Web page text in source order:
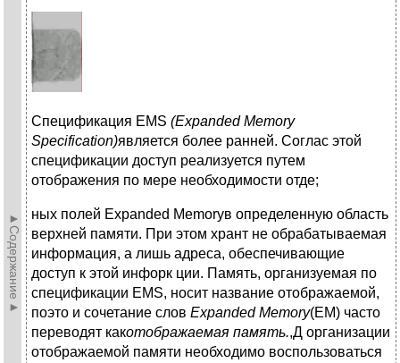
►Содержание►
Спецификация EMS (Expanded Memory
Specification)является более ранней. Соглас этой
спецификации доступ реализуется путем
отображения по мере необходимости отде;
ных полей Expanded Memoryв определенную область
верхней памяти. При этом хрант не обрабатываемая
информация, а лишь адреса, обеспечивающие
доступ к этой инфорк ции. Память, организуемая по
спецификации EMS, носит название отображаемой,
поэто и сочетание слов Expanded Memory(ЕМ) часто
переводят какотображаемая память.,Д организации
отображаемой памяти необходимо воспользоваться